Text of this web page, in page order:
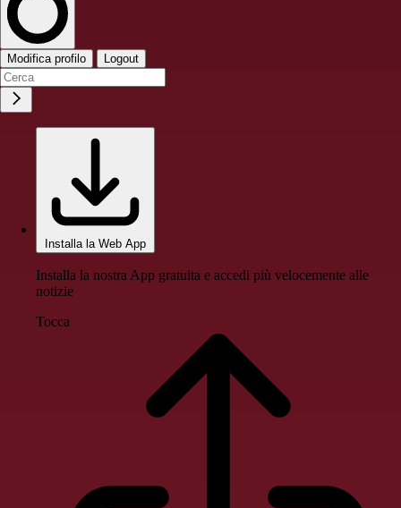
Modifica profilo Logout
Installa la Web App
Installa la nostra App gratuita e accedi più velocemente alle
notizie
Tocca